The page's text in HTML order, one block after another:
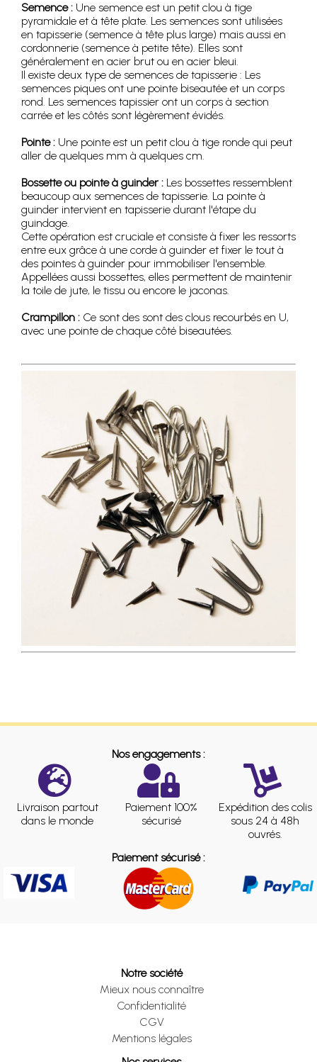
Semence : Une semence est un petit clou à tige
pyramidale et à tête plate. Les semences sont utilisées
en tapisserie (semence à tête plus large) mais aussi en
cordonnerie (semence à petite tête). Elles sont
généralement en acier brut ou en acier bleui.
Il existe deux type de semences de tapisserie : Les
semences piques ont une pointe biseautée et un corps
rond. Les semences tapissier ont un corps à section
carrée et les côtés sont légèrement évidés.
Pointe : Une pointe est un petit clou à tige ronde qui peut
aller de quelques mm à quelques cm.
Bossette ou pointe à guinder : Les bossettes ressemblent
beaucoup aux semences de tapisserie. La pointe à
guinder intervient en tapisserie durant l'étape du
guindage.
Cette opération est cruciale et consiste à fixer les ressorts
entre eux grâce à une corde à guinder et fixer le tout à
des pointes à guinder pour immobiliser l'ensemble.
Appellées aussi bossettes, elles permettent de maintenir
la toile de jute, le tissu ou encore le jaconas.
Crampillon : Ce sont des sont des clous recourbés en U,
avec une pointe de chaque côté biseautées.
Nos engagements :
Livraison partout
dans le monde
Paiement 100%
sécurisé
Expédition des colis
sous 24 à 48h
ouvrés.
Paiement sécurisé :
Notre société
Mieux nous connaître
Confidentialité
CGV
Mentions légales